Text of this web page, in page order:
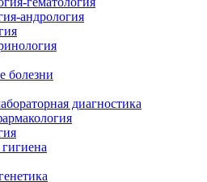
андрология
болезни
диагностика